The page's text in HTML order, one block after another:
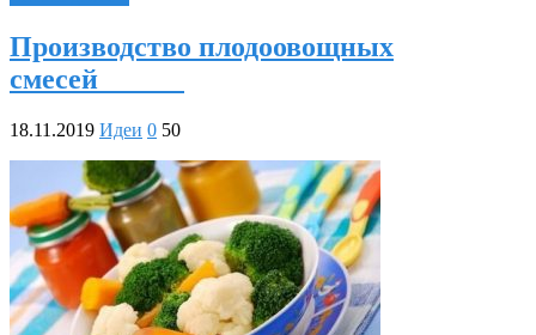
Производство плодоовощных
смесей
18.11.2019 Идеи 0 50